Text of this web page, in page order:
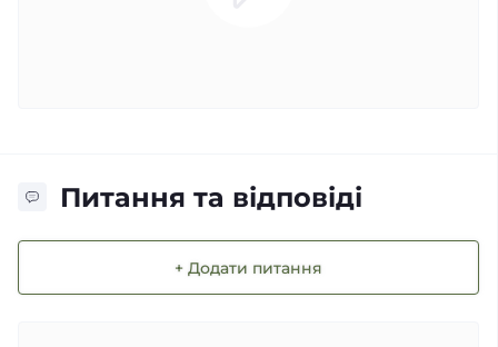
Питання та відповіді
+ Додати питання